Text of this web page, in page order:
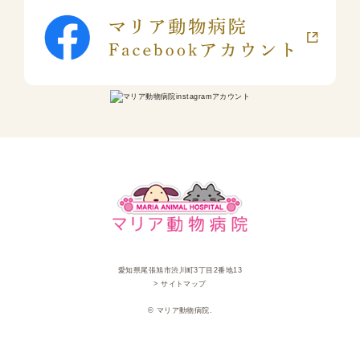
愛知県尾張旭市渋川町3丁目2番地13
> サイトマップ
© マリア動物病院.